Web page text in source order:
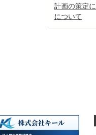
計画の策定
について